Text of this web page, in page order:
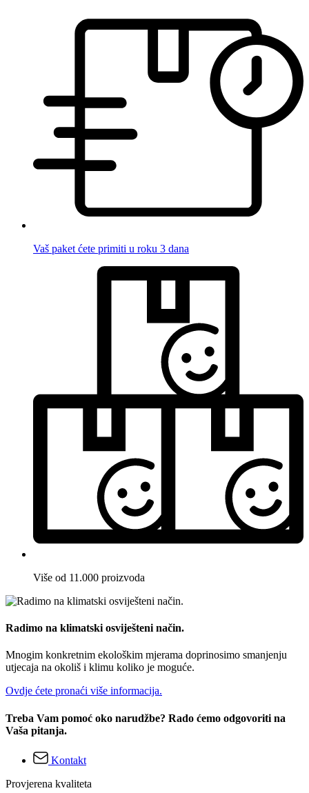
Vaš paket ćete primiti u roku 3 dana
Više od 11.000 proizvoda
Radimo na klimatski osviješteni način.
Mnogim konkretnim ekološkim mjerama doprinosimo smanjenju
utjecaja na okoliš i klimu koliko je moguće.
Ovdje ćete pronaći više informacija.
Treba Vam pomoć oko narudžbe? Rado ćemo odgovoriti na
Vaša pitanja.
Kontakt
Provjerena kvaliteta